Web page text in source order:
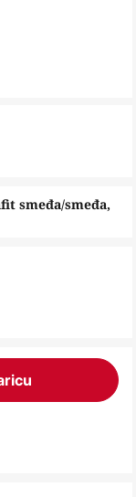
smeđa/smeđa,